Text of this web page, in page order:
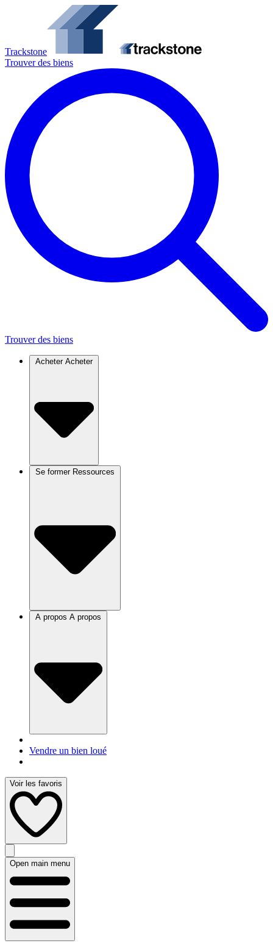
Trackstone
Trouver des biens
Trouver des biens
Acheter Acheter
Se former
A propos
Vendre un bien loué
Voir les favoris
Open main menu